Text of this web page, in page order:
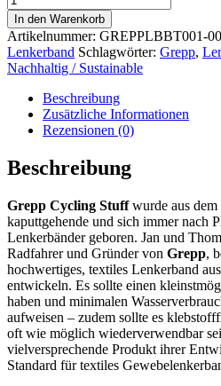
Lenkerband
gravel
Menge
In den Warenkorb
Artikelnummer: GREPPLBBT001-
Lenkerband Schlagwörter: Grepp,
Nachhaltig / Sustainable
Beschreibung
Zusätzliche Informationen
Rezensionen (0)
Beschreibung
Grepp Cycling Stuffwurde aus dem
kaputtgehende und sich immer nach
Lenkerbänder geboren. Jan und
Radfahrer und Gründer von Grepp,
hochwertiges, textiles Lenkerband
entwickeln. Es sollte einen
haben und minimalen
aufweisen – zudem sollte es
oft wie möglich wiederverwendbar
vielversprechende Produkt ihrer
Standard für textiles